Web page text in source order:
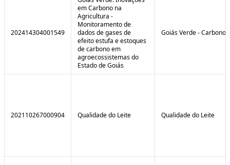
202414304001549
em Carbono na
Agricultura -
Monitoramento de
dados de gases de
efeito estufa e estoques
de carbono em
agroecossistemas do
Estado de Goiás
Goiás Verde - Carbono
202110267000904 Qualidade do Leite Qualidade do Leite